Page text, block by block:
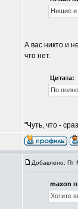
Нищие и
А вас никто и
что нет.
Цитата:
По
"Чуть, что -
Добавлено: Пт
maxon
Хотите